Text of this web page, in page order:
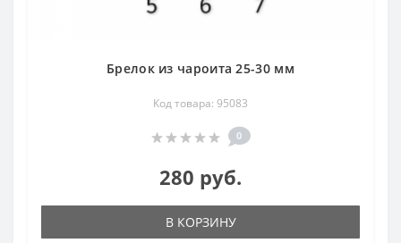
Брелок из чароита 25-30 мм
Код товара: 95083
0
280 руб.
В КОРЗИНУ